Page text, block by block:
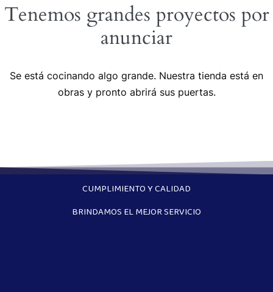
Tenemos grandes proyectos por
anunciar
Se está cocinando algo grande. Nuestra tienda está en
obras y pronto abrirá sus puertas.
CUMPLIMIENTO Y CALIDAD
BRINDAMOS EL MEJOR SERVICIO